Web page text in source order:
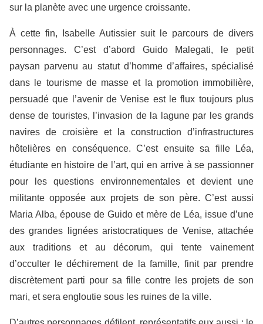
sur la planète avec une urgence croissante.
À cette fin, Isabelle Autissier suit le parcours de divers
personnages. C’est d’abord Guido Malegati, le petit
paysan parvenu au statut d’homme d’affaires, spécialisé
dans le tourisme de masse et la promotion immobilière,
persuadé que l’avenir de Venise est le flux toujours plus
dense de touristes, l’invasion de la lagune par les grands
navires de croisière et la construction d’infrastructures
hôtelières en conséquence. C’est ensuite sa fille Léa,
étudiante en histoire de l’art, qui en arrive à se passionner
pour les questions environnementales et devient une
militante opposée aux projets de son père. C’est aussi
Maria Alba, épouse de Guido et mère de Léa, issue d’une
des grandes lignées aristocratiques de Venise, attachée
aux traditions et au décorum, qui tente vainement
d’occulter le déchirement de la famille, finit par prendre
discrètement parti pour sa fille contre les projets de son
mari, et sera engloutie sous les ruines de la ville.